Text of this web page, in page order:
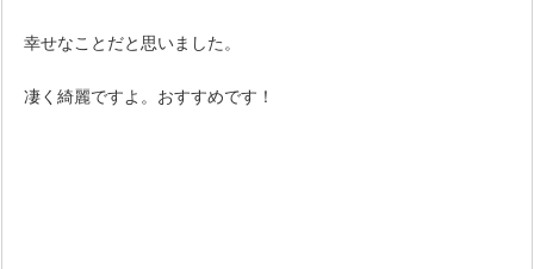
幸せなことだと思いました。
凄く綺麗ですよ。おすすめです！